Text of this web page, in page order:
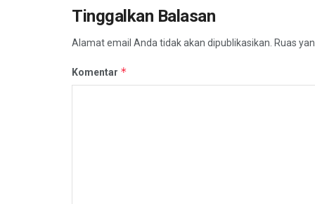
Tinggalkan Balasan
Alamat email Anda tidak akan dipublikasikan. Ruas
Komentar *